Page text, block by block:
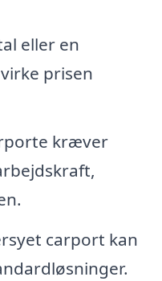
eller en
prisen
kræver
carport kan